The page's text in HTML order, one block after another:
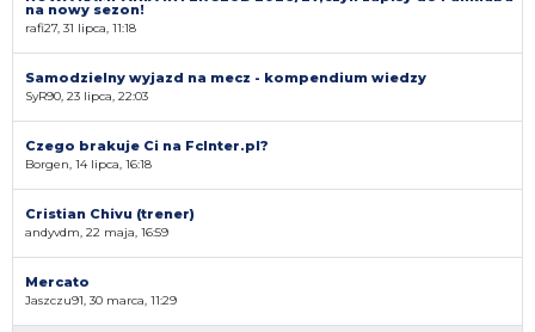
na nowy sezon!
rafi27, 31 lipca, 11:18
Samodzielny wyjazd na mecz - kompendium wiedzy
SyR90, 23 lipca, 22:03
Czego brakuje Ci na FcInter.pl?
Borgen, 14 lipca, 16:18
Cristian Chivu (trener)
andyvdm, 22 maja, 16:59
Mercato
Jaszczu91, 30 marca, 11:29